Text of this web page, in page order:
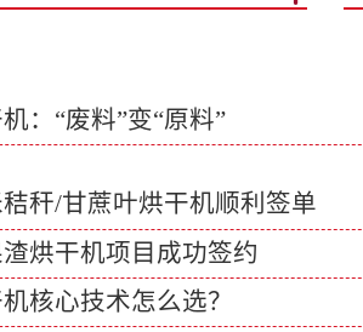
：“废料”变“原料”
秆/甘蔗叶烘干机顺利签单
烘干机项目成功签约
核心技术怎么选？